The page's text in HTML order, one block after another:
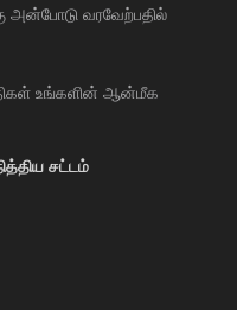
அன்போடு வரவேற்பதில்
உங்களின் ஆன்மீக
சட்டம்